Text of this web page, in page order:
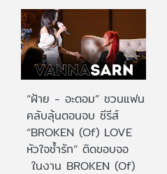
“ฝ้าย - อะตอม” ชวนแฟน
คลับลุ้นตอนจบ ซีรีส์
“BROKEN (Of) LOVE
หัวใจช้ำรัก” ติดขอบจอ
ในงาน BROKEN (Of)